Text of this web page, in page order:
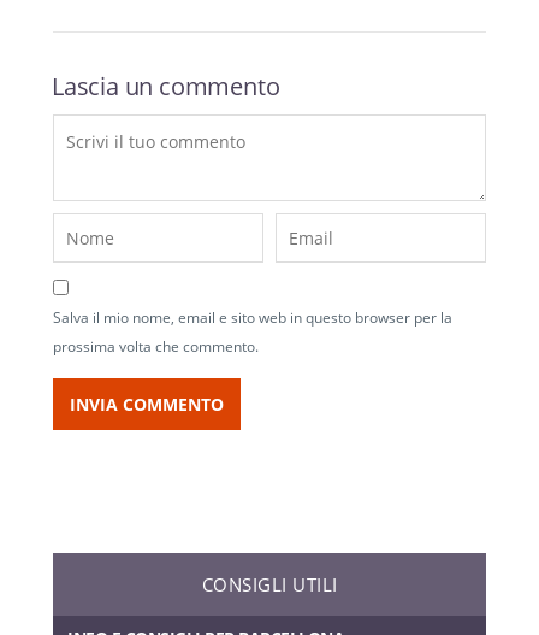
Lascia un commento
Salva il mio nome, email e sito web in questo browser per la
prossima volta che commento.
CONSIGLI UTILI